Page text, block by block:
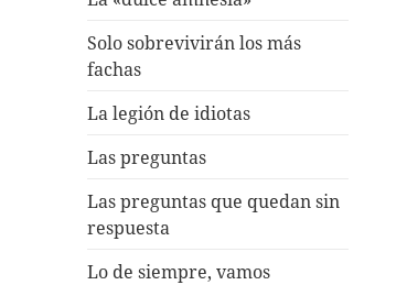
Solo sobrevivirán los más
fachas
La legión de idiotas
Las preguntas
Las preguntas que quedan sin
respuesta
Lo de siempre, vamos